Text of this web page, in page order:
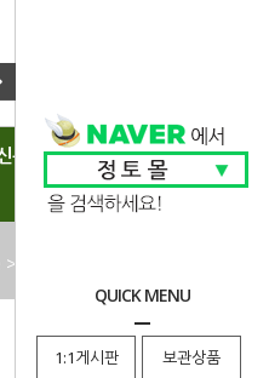
QUICK MENU
1:1게시판 보관상품
복
>